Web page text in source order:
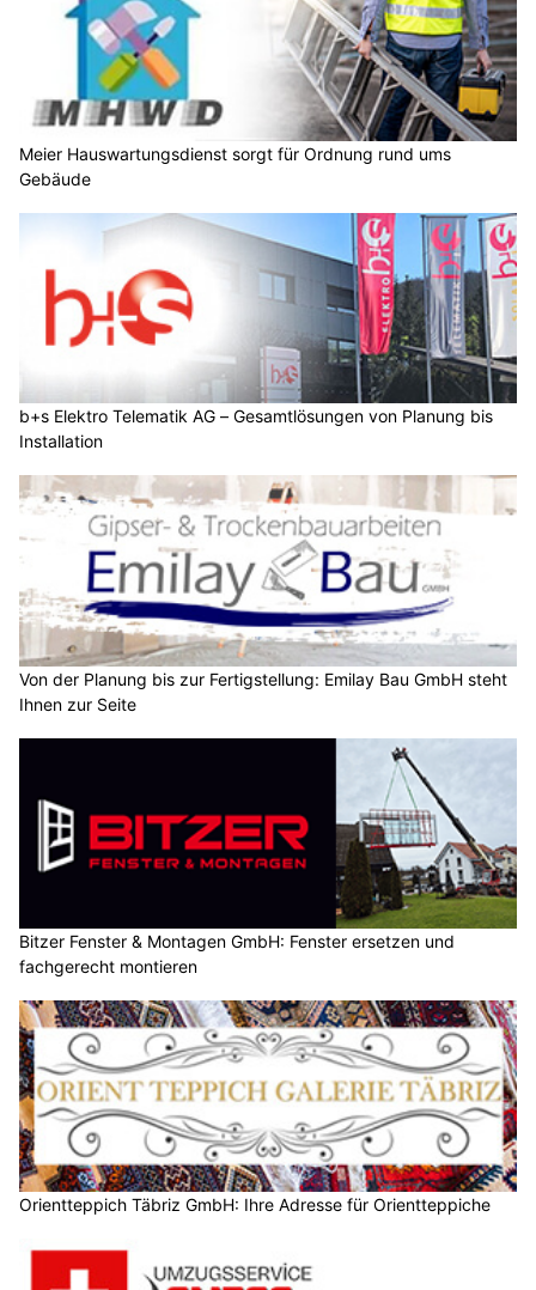
Meier Hauswartungsdienst sorgt für Ordnung rund ums
Gebäude
b+s Elektro Telematik AG – Gesamtlösungen von Planung bis
Installation
Von der Planung bis zur Fertigstellung: Emilay Bau GmbH steht
Ihnen zur Seite
Bitzer Fenster & Montagen GmbH: Fenster ersetzen und
fachgerecht montieren
Orientteppich Täbriz GmbH: Ihre Adresse für Orientteppiche